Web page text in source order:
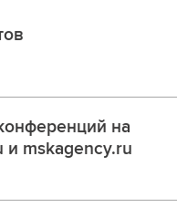
на
и mskagency.ru